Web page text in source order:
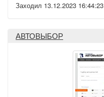
Заходил 13.12.2023 16:44:23
АВТОВЫБОР